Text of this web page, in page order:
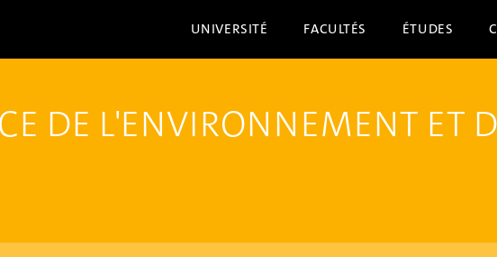
UNIVERSITÉ FACULTÉS ÉTUDES
DE L'ENVIRONNEMENT ET